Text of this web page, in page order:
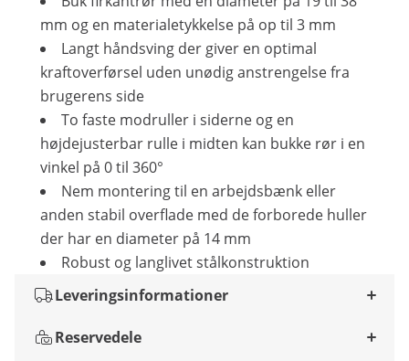
mm og en materialetykkelse på op til 3 mm
Langt håndsving der giver en optimal
kraftoverførsel uden unødig anstrengelse fra
brugerens side
To faste modruller i siderne og en
højdejusterbar rulle i midten kan bukke rør i en
vinkel på 0 til 360°
Nem montering til en arbejdsbænk eller
anden stabil overflade med de forborede huller
der har en diameter på 14 mm
Robust og langlivet stålkonstruktion
Leveringsinformationer
Reservedele